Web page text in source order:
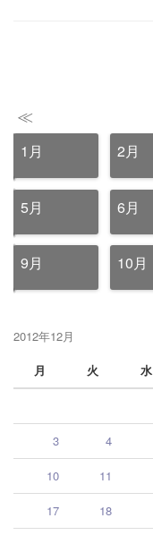
≪
1月 2月
5月 6月
9月 10月
2012年12月
月
火 水
3 4
10 11
17 18